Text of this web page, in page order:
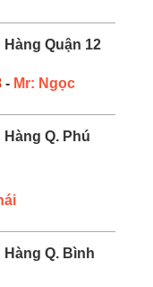
Quận 12
- Mr: Ngọc
Q. Phú
Hàng Q. Bình